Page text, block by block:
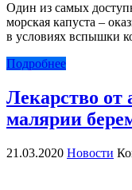
Один из самых
морская капуста –
в условиях вспышки
Подробнее
Лекарство от
малярии
21.03.2020 Новости